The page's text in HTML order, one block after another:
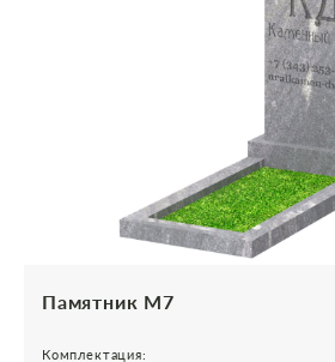
Памятник М7
Комплектация: